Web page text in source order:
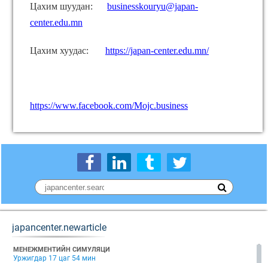
Цахим шуудан: businesskouryu@japan-
center.edu.mn
Цахим хуудас: https://japan-center.edu.mn/
https://www.facebook.com/Mojc.business
japancenter.newarticle
МЕНЕЖМЕНТИЙН СИМУЛЯЦИ
Уржигдар 17 цаг 54 мин